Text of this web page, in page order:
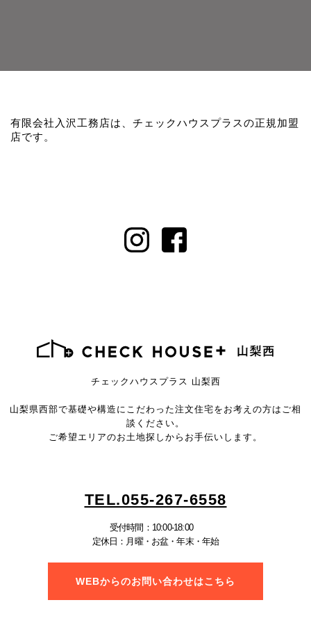
有限会社入沢工務店は、チェックハウスプラスの正規加盟
店です。
チェックハウスプラス 山梨西
山梨県西部で基礎や構造にこだわった注文住宅を お考えの方はご相
談ください。
ご希望エリアのお土地探しからお手伝いします。
TEL.055-267-6558
受付時間：10:00-18:00
定休日：月曜・お盆・年末・年始
WEBからのお問い合わせはこちら